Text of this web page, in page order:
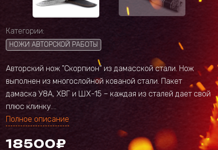
Категории:
НОЖИ АВТОРСКОЙ РАБОТЫ
Авторский нож "Скорпион" из дамасской стали. Нож
выполнен из многослойной кованой стали. Пакет
дамаска У8А, ХВГ и ШХ-15 – каждая из сталей дает свой
плюс клинку....
Полное описание
18500₽